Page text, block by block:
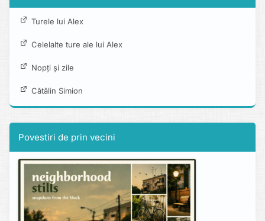
Turele lui Alex
Celelalte ture ale lui Alex
Nopți și zile
Cătălin Simion
Povestiri de prin vecini